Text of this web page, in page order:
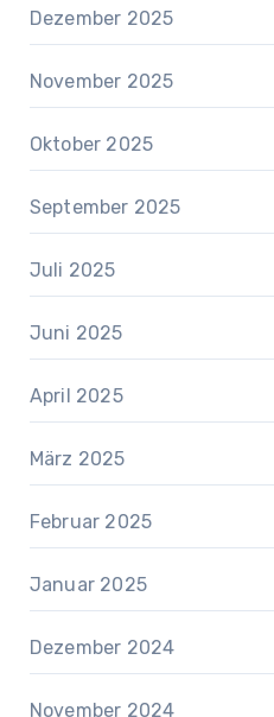
Dezember 2025
November 2025
Oktober 2025
September 2025
Juli 2025
Juni 2025
April 2025
März 2025
Februar 2025
Januar 2025
Dezember 2024
November 2024